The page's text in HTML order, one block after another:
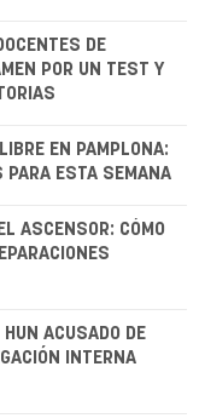
DE
POR UN TEST Y
EN PAMPLONA:
PARA ESTA SEMANA
ASCENSOR: CÓMO
ACUSADO DE
INTERNA